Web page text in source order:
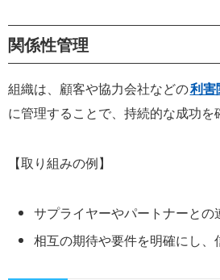
関係性管理
組織は、顧客や協力会社などの利害
に管理することで、持続的な成功を
【取り組みの例】
サプライヤーやパートナーとの
相互の期待や要件を明確にし、